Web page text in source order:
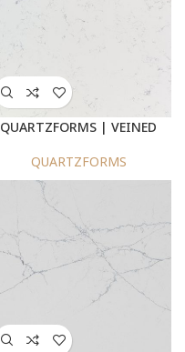
QUARTZFORMS | VEINED
QUARTZFORMS